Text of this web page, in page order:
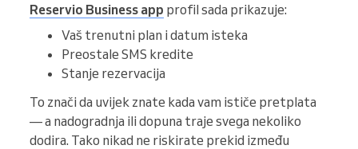
Reservio Business app profil sada prikazuje:
Vaš trenutni plan i datum isteka
Preostale SMS kredite
Stanje rezervacija
To znači da uvijek znate kada vam ističe pretplata
— a nadogradnja ili dopuna traje svega nekoliko
dodira. Tako nikad ne riskirate prekid između